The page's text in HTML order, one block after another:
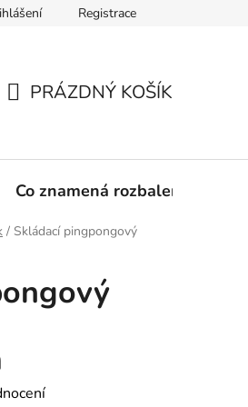
Registrace
KOŠÍK
PRÁZDNÝ KOŠÍK
Co znamená rozbalené zboží?
/ Skládací pingpongový